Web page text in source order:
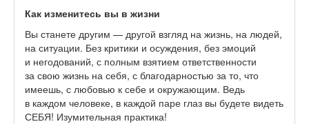
Как изменитесь вы в жизни
Вы станете другим — другой взгляд на жизнь, на людей,
на ситуации. Без критики и осуждения, без эмоций
и негодований, с полным взятием ответственности
за свою жизнь на себя, с благодарностью за то, что
имеешь, с любовью к себе и окружающим. Ведь
в каждом человеке, в каждой паре глаз вы будете видеть
СЕБЯ! Изумительная практика!